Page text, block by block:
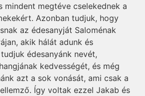
mindent megtéve cselekednek a
Azonban tudjuk, hogy
az édesanyját Saloménak
akik hálát adunk és
édesanyánk nevét,
kedvességét, és még
azt a sok vonását, ami csak a
Így voltak ezzel Jakab és